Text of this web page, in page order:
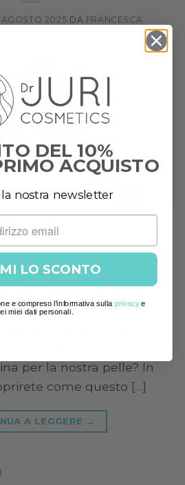
2025 DA FRANCESCA
straordinario per
è un potente
che appartiene alla
Questo composto è
rosso brillante di
e di creature come i
Ma cosa rende così
per la nostra pelle? In
come questo […]
A LEGGERE →
DEL 10%
ACQUISTO
nostra newsletter
LO SCONTO
e compreso l'informativa sulla privacye
miei dati personali.